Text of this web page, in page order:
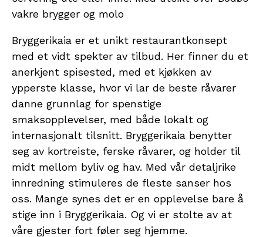
vakre brygger og molo
Bryggerikaia er et unikt restaurantkonsept
med et vidt spekter av tilbud. Her finner du et
anerkjent spisested, med et kjøkken av
ypperste klasse, hvor vi lar de beste råvarer
danne grunnlag for spenstige
smaksopplevelser, med både lokalt og
internasjonalt tilsnitt. Bryggerikaia benytter
seg av kortreiste, ferske råvarer, og holder til
midt mellom byliv og hav. Med vår detaljrike
innredning stimuleres de fleste sanser hos
oss. Mange synes det er en opplevelse bare å
stige inn i Bryggerikaia. Og vi er stolte av at
våre gjester fort føler seg hjemme.